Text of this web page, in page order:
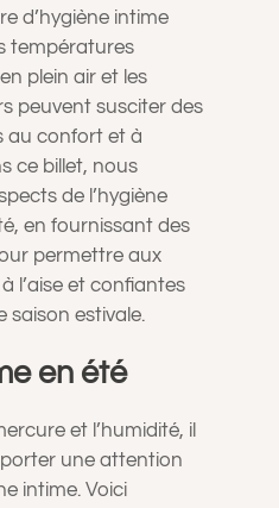
d’hygiène intime
températures
plein air et les
peuvent susciter des
au confort et à
ce billet, nous
de l’hygiène
en fournissant des
permettre aux
l’aise et confiantes
saison estivale.
en été
et l’humidité, il
une attention
intime. Voici